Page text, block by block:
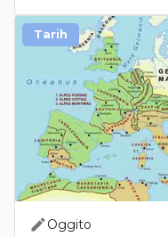
Oggito
Tarih